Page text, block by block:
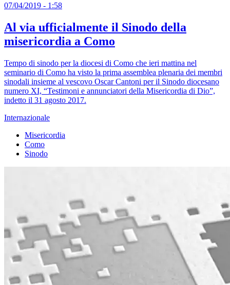
07/04/2019 - 1:58
Al via ufficialmente il Sinodo della
misericordia a Como
Tempo di sinodo per la diocesi di Como che ieri mattina nel
seminario di Como ha visto la prima assemblea plenaria dei membri
sinodali insieme al vescovo Oscar Cantoni per il Sinodo diocesano
numero XI, “Testimoni e annunciatori della Misericordia di Dio”,
indetto il 31 agosto 2017.
Internazionale
Misericordia
Como
Sinodo